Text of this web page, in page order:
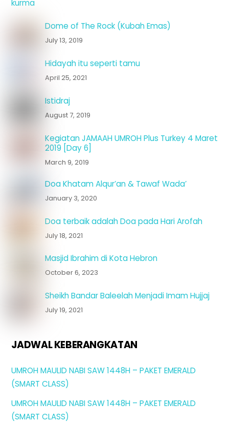
Dome of The Rock (Kubah Emas)
July 13, 2019
Hidayah itu seperti tamu
April 25, 2021
Istidraj
August 7, 2019
Kegiatan JAMAAH UMROH Plus Turkey 4 Maret
2019 [Day 6]
March 9, 2019
Doa Khatam Alqur’an & Tawaf Wada’
January 3, 2020
Doa terbaik adalah Doa pada Hari Arofah
July 18, 2021
Masjid Ibrahim di Kota Hebron
October 6, 2023
Sheikh Bandar Baleelah Menjadi Imam Hujjaj
July 19, 2021
JADWAL KEBERANGKATAN
UMROH MAULID NABI SAW 1448H – PAKET EMERALD
(SMART CLASS)
UMROH MAULID NABI SAW 1448H – PAKET EMERALD
(SMART CLASS)